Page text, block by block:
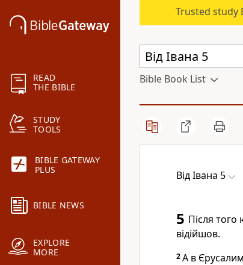
READ
THE BIBLE
STUDY
TOOLS
BIBLE GATEWAY
PLUS
BIBLE NEWS
EXPLORE
MORE
Trusted study
Bible Book List
Від Івана 5
5 Після того
відійшов.
2А в